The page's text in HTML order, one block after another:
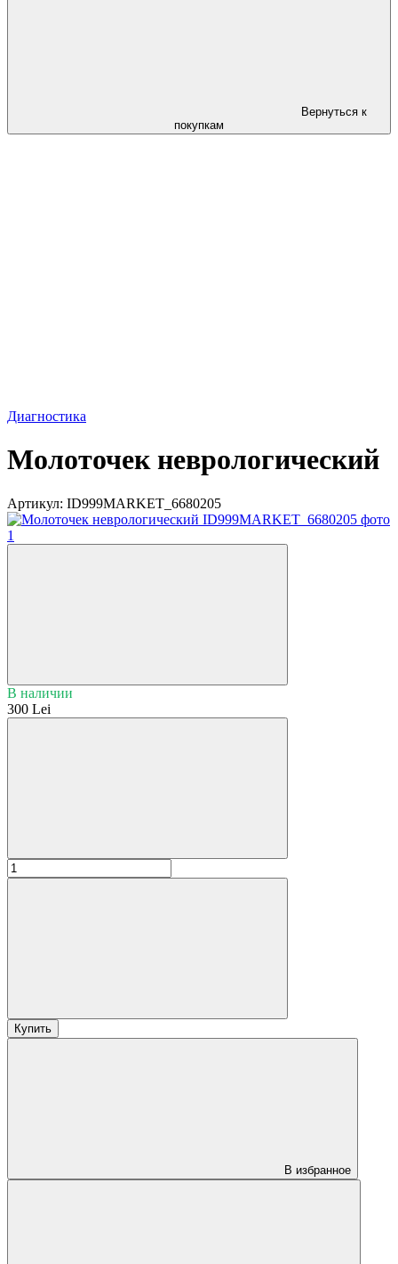
Вернуться к
покупкам
Диагностика
Молоточек неврологический
Артикул: ID999MARKET_6680205
В наличии
300 Lei
Купить
В избранное